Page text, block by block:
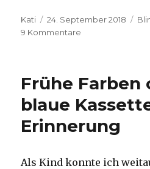
Autor
Kati
Veröffentlicht
am
24. September 2018
9 Kommentare
Eine
für
Träger
von
Frühe Farben
blaue
Erinnerung
Als Kind konnte ich